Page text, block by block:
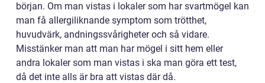
början. Om man vistas i lokaler som har svartmögel kan
man få allergiliknande symptom som trötthet,
huvudvärk, andningssvårigheter och så vidare.
Misstänker man att man har mögel i sitt hem eller
andra lokaler som man vistas i ska man göra ett test,
då det inte alls är bra att vistas där då.